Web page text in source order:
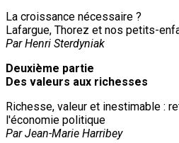
La croissance nécessaire ?
Lafargue, Thorez et nos petits-
Par Henri Sterdyniak
Deuxième partie
Des valeurs aux richesses
Richesse, valeur et inestimable :
l'économie politique
Par Jean-Marie Harribey